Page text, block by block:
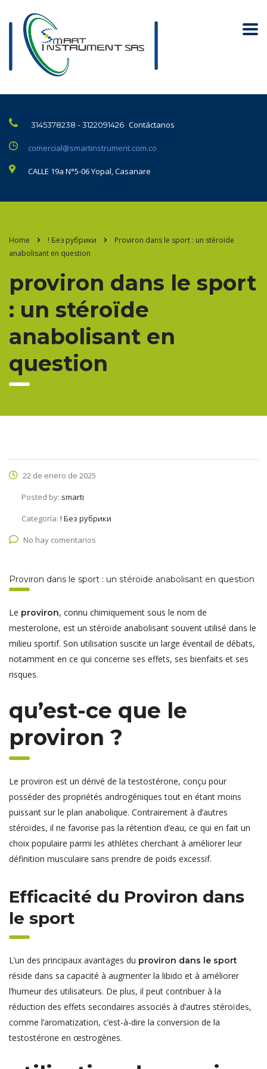
3145378238 - 3122091426 Contáctanos
comercial@smartinstrument.com.co
CALLE 19a N°5-06 Yopal, Casanare
Home ! Без рубрики
Proviron dans le sport : un stéroïde
anabolisant en question
proviron dans le sport
: un stéroïde
anabolisant en
question
22 de enero de 2025
Posted by: smarti
Categoría: ! Без рубрики
No hay comentarios
Proviron dans le sport : un stéroïde anabolisant en question
Le proviron, connu chimiquement sous le nom de
mesterolone, est un stéroïde anabolisant souvent utilisé dans le
milieu sportif. Son utilisation suscite un large éventail de débats,
notamment en ce qui concerne ses effets, ses bienfaits et ses
risques.
qu’est-ce que le
proviron ?
Le proviron est un dérivé de la testostérone, conçu pour
posséder des propriétés androgéniques tout en étant moins
puissant sur le plan anabolique. Contrairement à d’autres
stéroïdes, il ne favorise pas la rétention d’eau, ce qui en fait un
choix populaire parmi les athlètes cherchant à améliorer leur
définition musculaire sans prendre de poids excessif.
Efficacité du Proviron dans
le sport
L’un des principaux avantages du proviron dans le sport
réside dans sa capacité à augmenter la libido et à améliorer
l’humeur des utilisateurs. De plus, il peut contribuer à la
réduction des effets secondaires associés à d’autres stéroïdes,
comme l’aromatization, c’est-à-dire la conversion de la
testostérone en œstrogènes.